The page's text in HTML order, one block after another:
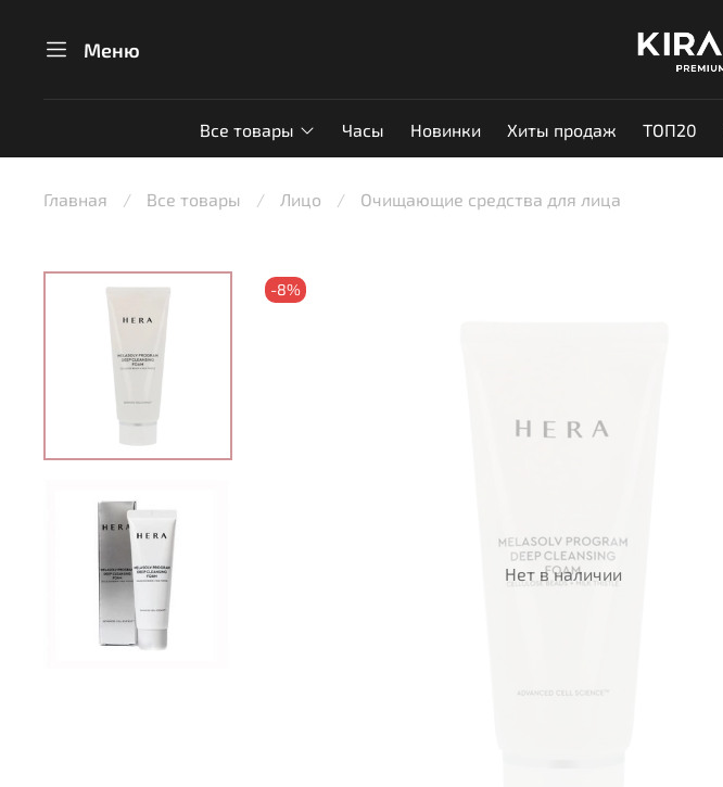
Меню
Все товары Часы Новинки Хиты продаж ТОП20
Главная Все товары Лицо Очищающие средства для лица
Нет в наличии
-8%